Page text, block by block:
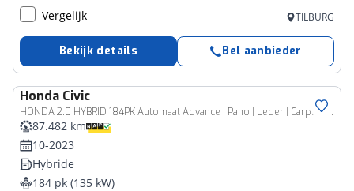
Vergelijk TILBURG
Bekijk details Bel aanbieder
Honda Civic
HONDA 2.0 HYBRID 184PK Automaat Advance | Pano | Leder | Carplay | Bose Audio | Dealer Onderhouden | NL Auto |
87.482 km
10-2023
Hybride
184 pk (135 kW)